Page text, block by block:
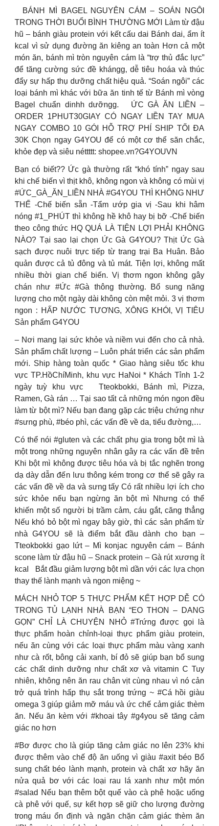
BÁNH MÌ BAGEL NGUYÊN CÁM – SOÁN NGÔI
TRONG THỜI BUỔI BÌNH THƯỜNG MỚI Làm từ đậu
hũ – bánh giàu protein với kết cấu dai Bánh dai, ẩm ít
kcal vì sử dụng đường ăn kiêng an toàn Hơn cả một
món ăn, bánh mì tròn nguyên cám là “trợ thủ đắc lực”
để tăng cường sức đề khángg, dễ tiêu hoáa và thúc
đẩy sự hấp thụ dưỡng chất hiệu quả. “Soán ngôi” các
loại bánh mì khác với bữa ăn tinh tế từ Bánh mì vòng
Bagel chuẩn dinhh dưỡngg.
ỨC GÀ ĂN LIỀN –
ORDER 1PHUT30GIAY CÓ NGAY LIỀN TAY MUA
NGAY COMBO 10 GÓI HỖ TRỢ PHÍ SHIP TỐI ĐA
30K Chọn ngay G4YOU để có một cơ thể săn chắc,
khỏe đẹp và siêu néttttt: shopee.vn?G4YOUVN
Bạn có biết?? Ức gà thường rất “khó tính” ngay sau
khi chế biến vì thịt khô, không ngon và không có mùi vị
#ỨC_GÀ_ĂN_LIỀN NHÀ #G4YOU THÌ KHÔNG NHƯ
THẾ -Chế biến sẵn -Tẩm ướp gia vị -Sau khi hâm
nóng #1_PHÚT thì không hề khô hay bị bỡ -Chế biến
theo công thức HQ QUÁ LÀ TIỆN LỢI PHẢI KHÔNG
NÀO? Tại sao lại chọn Ức Gà G4YOU? Thịt Ức Gà
sạch được nuôi trực tiếp từ trang trại Ba Huân. Bảo
quản được cả tủ đông và tủ mát. Tiện lợi, không mất
nhiều thời gian chế biến. Vị thơm ngon không gây
chán như #Ức #Gà thông thường. Bổ sung năng
lượng cho một ngày dài không còn mệt mỏi. 3 vị thơm
ngon : HẤP NƯỚC TƯƠNG, XÔNG KHÓI, VỊ TIÊU
Sản phẩm G4YOU
– Nơi mang lại sức khỏe và niềm vui đến cho cả nhà.
Sản phẩm chất lượng – Luôn phát triển các sản phẩm
mới. Ship hàng toàn quốc * Giao hàng siêu tốc khu
vực TP.HồChíMinh, khu vực HaNoi * Khách Tỉnh 1-2
ngày tuỳ khu vực
Tteokbokki, Bánh mì, Pizza,
Ramen, Gà rán … Tại sao tất cả những món ngon đều
làm từ bột mì? Nếu bạn đang gặp các triệu chứng như
#sưng phù, #béo phì, các vấn đề về da, tiểu đường,…
Có thể nói #gluten và các chất phụ gia trong bột mì là
một trong những nguyên nhân gây ra các vấn đề trên
Khi bột mì không được tiêu hóa và bị tắc nghẽn trong
dạ dày dẫn đến lưu thông kém trong cơ thể sẽ gây ra
các vấn đề về da và sưng tấy Có rất nhiều lợi ích cho
sức khỏe nếu bạn ngừng ăn bột mì Nhưng có thể
khiến một số người bị trầm cảm, cáu gắt, căng thẳng
Nếu khó bỏ bột mì ngay bây giờ, thì các sản phẩm từ
nhà G4YOU sẽ là điểm bắt đầu dành cho bạn –
Tteokbokki gạo lứt – Mì konjac nguyên cám – Bánh
scone làm từ đậu hũ – Snack protein – Gà rút xương ít
kcal
Bắt đầu giảm lượng bột mì dần với các lựa chọn
thay thế lành mạnh và ngon miệng ~
MÁCH NHỎ TOP 5 THỰC PHẨM KẾT HỢP DỄ CÓ
TRONG TỦ LẠNH NHÀ BẠN “EO THON – DANG
GỌN” CHỈ LÀ CHUYỆN NHỎ #Trứng được gọi là
thực phẩm hoàn chỉnh-loại thực phẩm giàu protein,
nếu ăn cùng với các loại thực phẩm màu vàng xanh
như cà rốt, bông cải xanh, bí đỏ sẽ giúp bạn bổ sung
các chất dinh dưỡng như chất xơ và vitamin C Tuy
nhiên, không nên ăn rau chân vịt cùng nhau vì nó cản
trở quá trình hấp thụ sắt trong trứng ~ #Cá hồi giàu
omega 3 giúp giảm mỡ máu và ức chế cảm giác thèm
ăn. Nếu ăn kèm với #khoai tây #g4you sẽ tăng cảm
giác no hơn
#Bơ được cho là giúp tăng cảm giác no lên 23% khi
được thêm vào chế độ ăn uống vì giàu #axit béo Bổ
sung chất béo lành mạnh, protein và chất xơ hãy ăn
nửa quả bơ với các loại rau lá xanh như một món
#salad Nếu bạn thêm bột quế vào cà phê hoặc uống
cà phê với quế, sự kết hợp sẽ giữ cho lượng đường
trong máu ổn định và ngăn chặn cảm giác thèm ăn